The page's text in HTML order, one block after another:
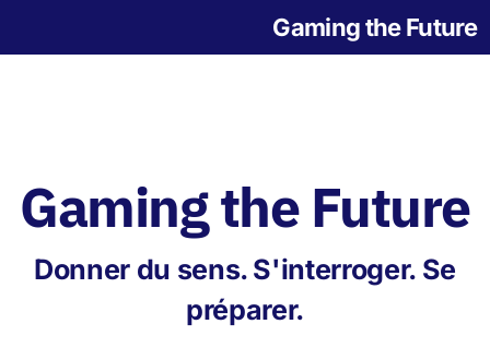
Gaming the Future
Gaming the Future
Donner du sens. S'interroger. Se
préparer.
L'origine des jeux